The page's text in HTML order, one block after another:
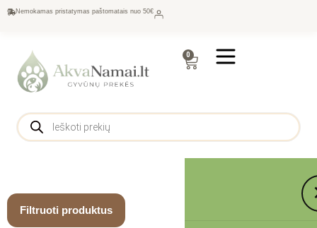
Nemokamas pristatymas paštomatais nuo 50€
0
Filtruoti produktus